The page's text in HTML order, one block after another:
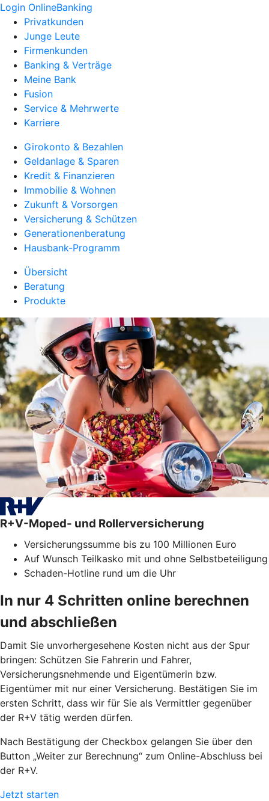
Login OnlineBanking
Privatkunden
Junge Leute
Firmenkunden
Banking & Verträge
Meine Bank
Fusion
Service & Mehrwerte
Karriere
Girokonto & Bezahlen
Geldanlage & Sparen
Kredit & Finanzieren
Immobilie & Wohnen
Zukunft & Vorsorgen
Versicherung & Schützen
Generationenberatung
Hausbank-Programm
Übersicht
Beratung
Produkte
R+V-Moped- und Rollerversicherung
Versicherungssumme bis zu 100 Millionen Euro
Auf Wunsch Teilkasko mit und ohne Selbstbeteiligung
Schaden-Hotline rund um die Uhr
In nur 4 Schritten online berechnen
und abschließen
Damit Sie unvorhergesehene Kosten nicht aus der Spur
bringen: Schützen Sie Fahrerin und Fahrer,
Versicherungsnehmende und Eigentümerin bzw.
Eigentümer mit nur einer Versicherung. Bestätigen Sie im
ersten Schritt, dass wir für Sie als Vermittler gegenüber
der R+V tätig werden dürfen.
Nach Bestätigung der Checkbox gelangen Sie über den
Button „Weiter zur Berechnung“ zum Online-Abschluss bei
der R+V.
Jetzt starten